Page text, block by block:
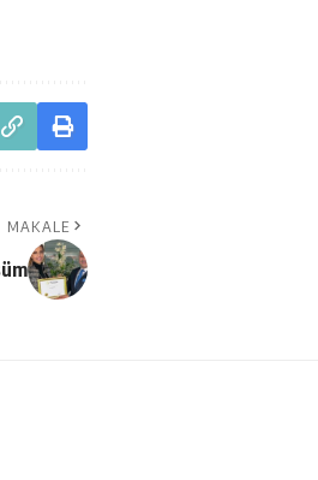
MAKALE